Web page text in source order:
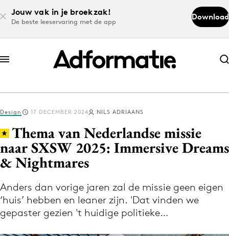
Jouw vak in je broekzak!
De beste leeservaring met de app
Download
Abonneer nu
Abonneer nu
Log in
Volg het laatste nieuws via de Adformatie
Nieuws app
Design 17 DECEMBER 2024 NILS ADRIAANS
Thema van Nederlandse missie
naar SXSW 2025: Immersive Dreams
& Nightmares
Anders dan vorige jaren zal de missie geen eigen
‘huis’ hebben en leaner zijn. 'Dat vinden we
gepaster gezien 't huidige politieke…